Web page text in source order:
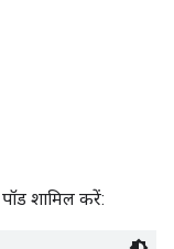
शामिल करें: